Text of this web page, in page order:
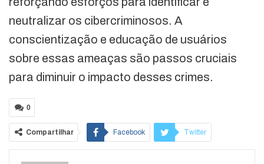
neutralizar os cibercriminosos. A
conscientização e educação de usuários
sobre essas ameaças são passos cruciais
para diminuir o impacto desses crimes.
0
Compartilhar Facebook Twitter